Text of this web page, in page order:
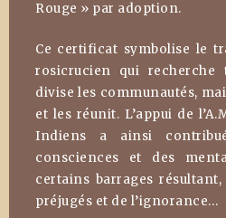
Rouge » par adoption.
Ce certificat symbolise le
rosicrucien qui
divise les communautés,
et les réunit. L’appui de
Indiens a ainsi
consciences et des
certains barrages
préjugés et de l’ignorance…